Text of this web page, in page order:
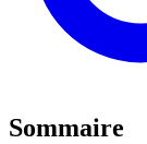
Sommaire